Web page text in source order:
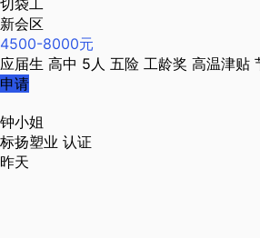
切袋工
新会区
4500-8000元
应届生 高中 5人 五险 工龄奖 高温津贴
申请
钟小姐
标扬塑业 认证
昨天